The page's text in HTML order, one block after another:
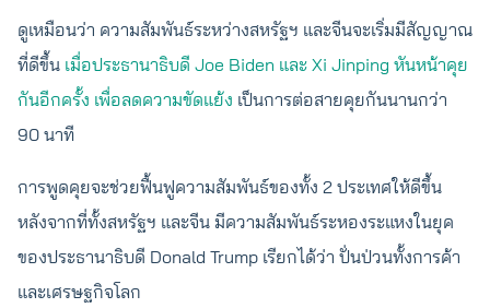
ดูเหมือนว่า ความสัมพันธ์ระหว่างสหรัฐฯ และจีนจะเริ่มมีสัญญาณ
ที่ดีขึ้น เมื่อประธานาธิบดี Joe Biden และ Xi Jinping หันหน้าคุย
กันอีกครั้ง เพื่อลดความขัดแย้ง เป็นการต่อสายคุยกันนานกว่า
90 นาที
การพูดคุยจะช่วยฟื้นฟูความสัมพันธ์ของทั้ง 2 ประเทศให้ดีขึ้น
หลังจากที่ทั้งสหรัฐฯ และจีน มีความสัมพันธ์ระหองระแหงในยุค
ของประธานาธิบดี Donald Trump เรียกได้ว่า ปั่นป่วนทั้งการค้า
และเศรษฐกิจโลก